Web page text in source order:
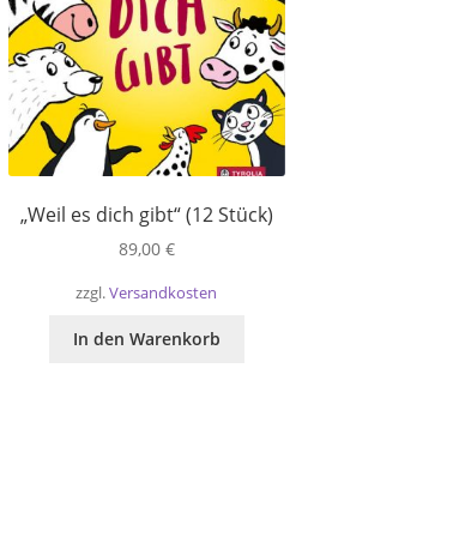
„Weil es dich gibt“ (12 Stück)
89,00 €
zzgl.Versandkosten
In den Warenkorb